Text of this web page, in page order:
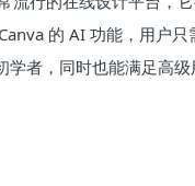
的 AI 功能，用户
学者，同时也能满足高